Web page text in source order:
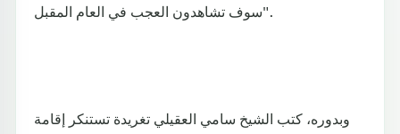
سوف تشاهدون العجب في العام المقبل".
وبدوره، كتب الشيخ سامي العقيلي تغريدة تستنكر إقامة